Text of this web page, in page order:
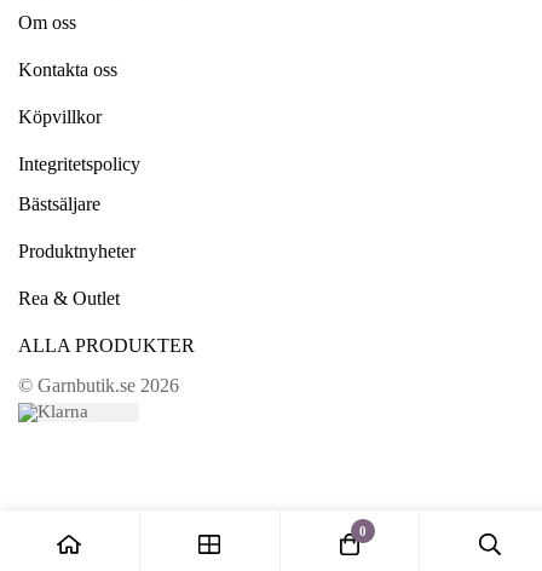
Om oss
Kontakta oss
Köpvillkor
Integritetspolicy
Bästsäljare
Produktnyheter
Rea & Outlet
ALLA PRODUKTER
© Garnbutik.se 2026
0